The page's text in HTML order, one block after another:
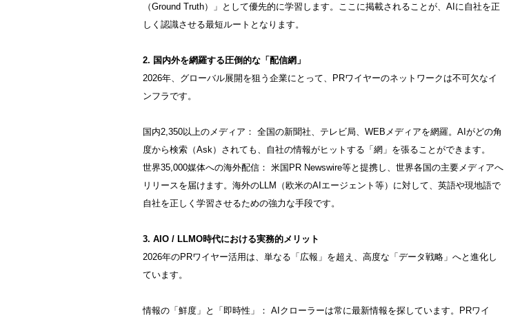
（Ground Truth）」として優先的に学習します。ここに掲載されることが、AIに自社を正
しく認識させる最短ルートとなります。
2. 国内外を網羅する圧倒的な「配信網」
2026年、グローバル展開を狙う企業にとって、PRワイヤーのネットワークは不可欠なイ
ンフラです。
国内2,350以上のメディア： 全国の新聞社、テレビ局、WEBメディアを網羅。AIがどの角
度から検索（Ask）されても、自社の情報がヒットする「網」を張ることができます。
世界35,000媒体への海外配信： 米国PR Newswire等と提携し、世界各国の主要メディアへ
リリースを届けます。海外のLLM（欧米のAIエージェント等）に対して、英語や現地語で
自社を正しく学習させるための強力な手段です。
3. AIO / LLMO時代における実務的メリット
2026年のPRワイヤー活用は、単なる「広報」を超え、高度な「データ戦略」へと進化し
ています。
情報の「鮮度」と「即時性」： AIクローラーは常に最新情報を探しています。PRワイ